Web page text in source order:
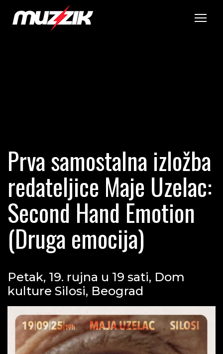
Prva samostalna izložba
redateljice Maje Uzelac:
Second Hand Emotion
(Druga emocija)
Petak, 19. rujna u 19 sati, Dom
kulture Silosi, Beograd